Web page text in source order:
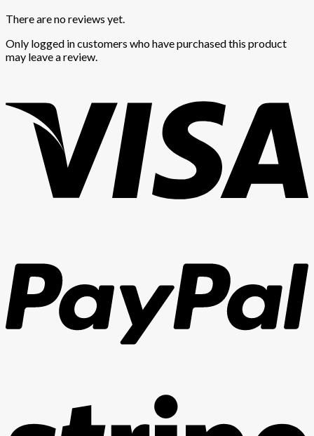
There are no reviews yet.
Only logged in customers who have purchased this product
may leave a review.